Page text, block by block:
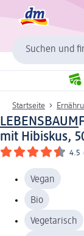
Suchen und
Startseite
LEBENSBAUM
mit Hibiskus,
4.5
Vegan
Bio
Vegetarisch